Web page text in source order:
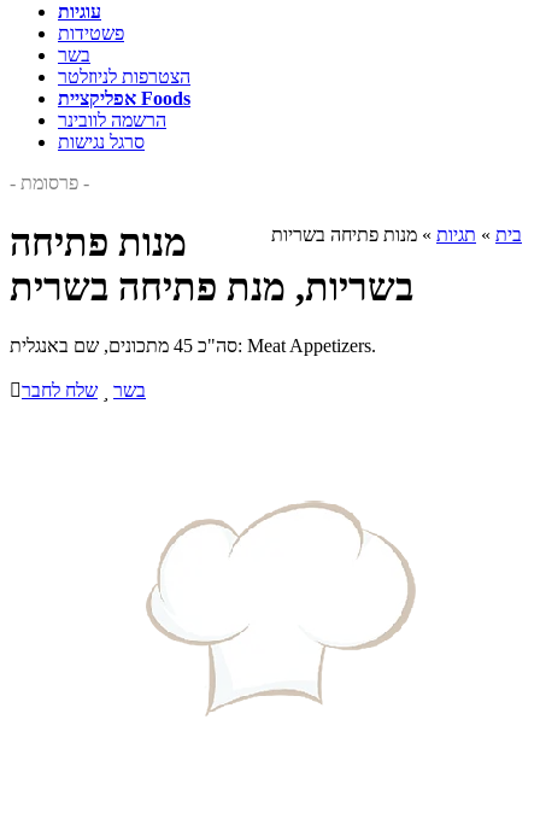
עוגיות
פשטידות
בשר
הצטרפות לניוזלטר
אפליקציית Foods
הרשמה לוובינר
סרגל נגישות
- פרסומת -
בית » תגיות » מנות פתיחה בשריות
מנות פתיחה
בשריות, מנת פתיחה בשרית
סה"כ 45 מתכונים, שם באנגלית: Meat Appetizers.
שלח לחבר בשר